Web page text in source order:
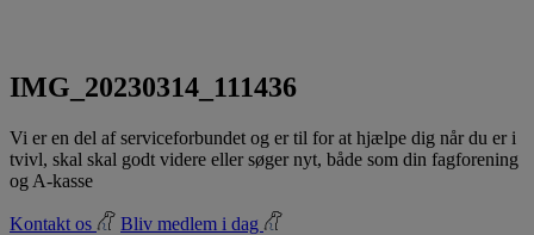
IMG_20230314_111436
Vi er en del af serviceforbundet og er til for at hjælpe dig når du er i
tvivl, skal skal godt videre eller søger nyt, både som din fagforening
og A-kasse
Kontakt os Bliv medlem i dag